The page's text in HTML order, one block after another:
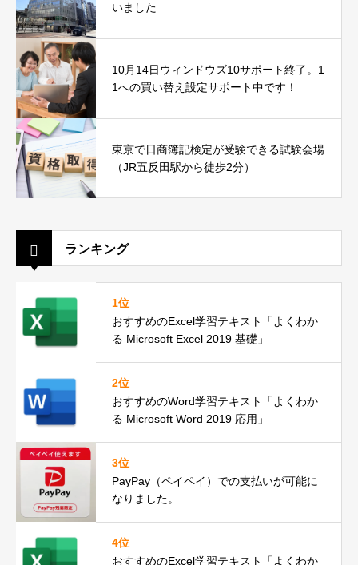
いました
10月14日ウィンドウズ10サポート終了。1
1への買い替え設定サポート中です！
東京で日商簿記検定が受験できる試験会場
（JR五反田駅から徒歩2分）
ランキング
1位
おすすめのExcel学習テキスト「よくわか
る Microsoft Excel 2019 基礎」
2位
おすすめのWord学習テキスト「よくわか
る Microsoft Word 2019 応用」
3位
PayPay（ペイペイ）での支払いが可能に
なりました。
4位
おすすめのExcel学習テキスト「よくわか